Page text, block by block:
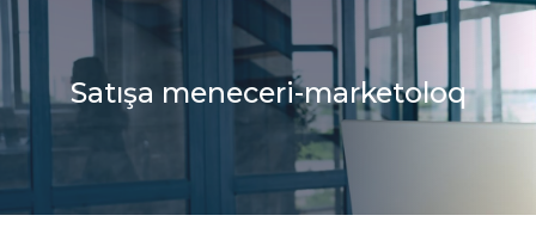
Satışa meneceri-marketoloq